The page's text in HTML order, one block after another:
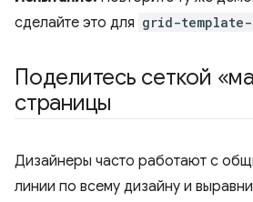
сделайте это для grid-template-
Поделитесь сеткой
страницы
Дизайнеры часто работают с
линии по всему дизайну и